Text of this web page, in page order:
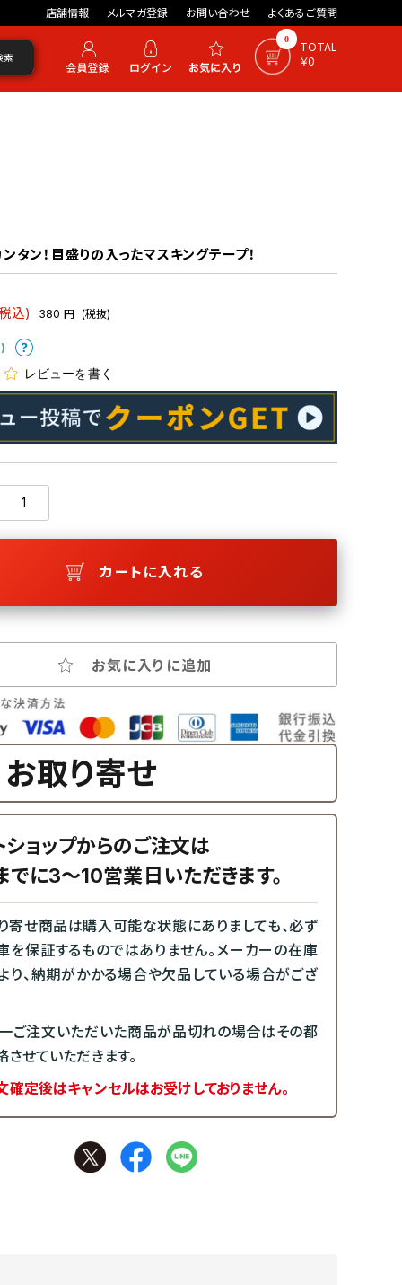
店舗情報 メルマガ登録 お問い合わせ よくあるご質問
0
TOTAL
￥0
索
タン！目盛りの入ったマスキングテープ！
込) 380 円 (税抜)
レビューを書く
カートに入れる
お気に入りに追加
お取り寄せ
ショップからのご注文は
でに3～10営業日いただきます。
寄せ商品は購入可能な状態にありましても、必ず
を保証するものではありません。メーカーの在庫
り、納期がかかる場合や欠品している場合がござ
ご注文いただいた商品が品切れの場合はその都
させていただきます。
定後はキャンセルはお受けしておりません。